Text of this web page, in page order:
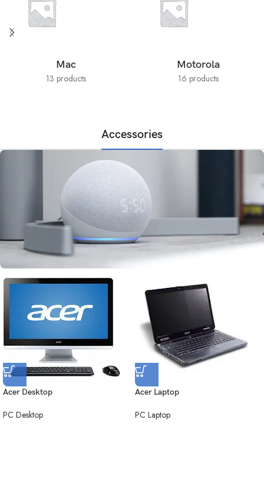
Mac
13 products
Motorola
16 products
Accessories
Acer Desktop
PC Desktop
Acer Laptop
PC Laptop